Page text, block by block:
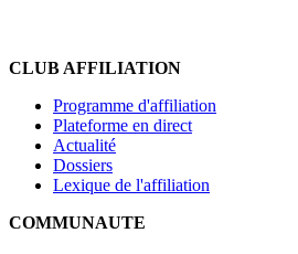
CLUB AFFILIATION
Programme d'affiliation
Plateforme en direct
Actualité
Dossiers
Lexique de l'affiliation
COMMUNAUTE